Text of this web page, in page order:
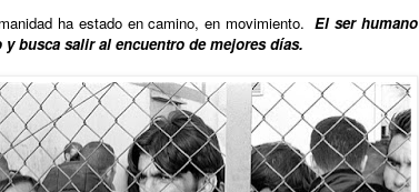
ha estado en camino, en movimiento. El ser humano
y busca salir al encuentro de mejores días.